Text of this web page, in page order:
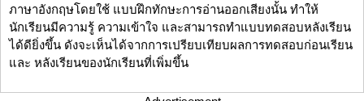
ภาษาอังกฤษโดยใช้ แบบฝึกทักษะการอ่านออกเสียงนั้น ทําให้
นักเรียนมีความรู้ ความเข้าใจ และสามารถทําแบบทดสอบหลังเรียน
ได้ดียิ่งขึ้น ดังจะเห็นได้จากการเปรียบเทียบผลการทดสอบก่อนเรียน
และ หลังเรียนของนักเรียนที่เพิ่มขึ้น